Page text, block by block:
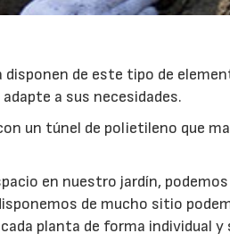
de este tipo de
a sus necesidades.
un túnel de polietileno que
en nuestro jardín,
de mucho sitio
planta de forma individual y